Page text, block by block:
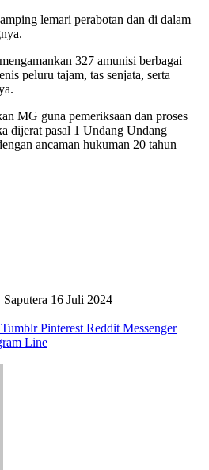
lemari perabotan dan di dalam
327 amunisi berbagai
peluru tajam, tas senjata, serta
MG guna pemeriksaan dan proses
dijerat pasal 1 Undang Undang
ancaman hukuman 20 tahun
Saputera 16 Juli 2024
Tumblr Pinterest Reddit Messenger
Line